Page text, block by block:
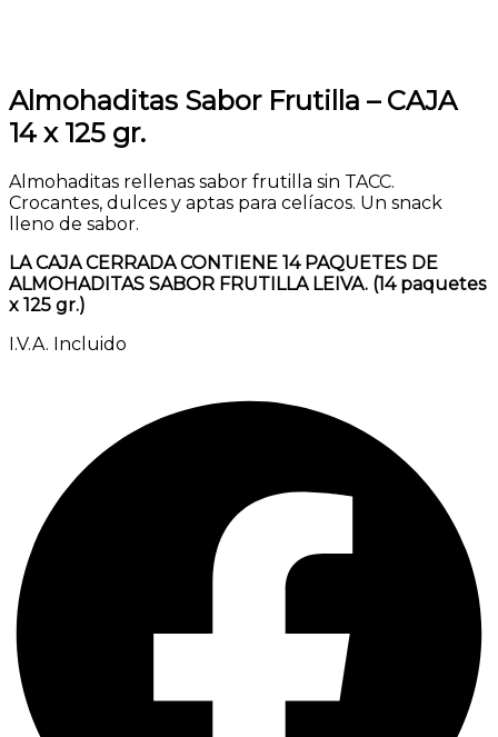
Almohaditas Sabor Frutilla – CAJA
14 x 125 gr.
Almohaditas rellenas sabor frutilla sin TACC.
Crocantes, dulces y aptas para celíacos. Un snack
lleno de sabor.
LA CAJA CERRADA CONTIENE 14 PAQUETES DE
ALMOHADITAS SABOR FRUTILLA LEIVA. (14 paquetes
x 125 gr.)
I.V.A. Incluido